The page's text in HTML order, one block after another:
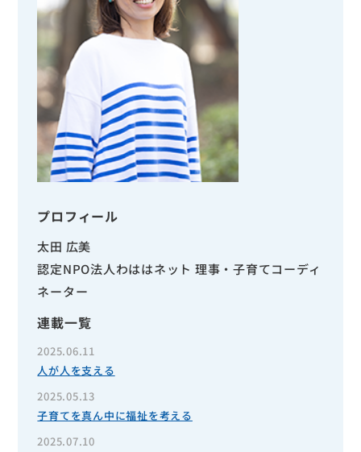
プロフィール
太田 広美
認定NPO法人わははネット 理事・子育てコーディ
ネーター
連載一覧
2025.06.11
人が人を支える
2025.05.13
子育てを真ん中に福祉を考える
2025.07.10